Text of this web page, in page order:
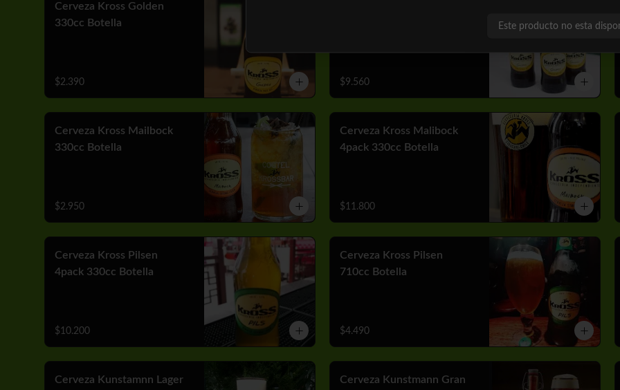
Cerveza Kross Golden
330cc Botella
$2.390 $9.560
Cerveza Kross Mailbock
330cc Botella
$2.950
Cerveza Kross Malibock
4pack 330cc Botella
$11.800
Cerveza Kross Pilsen
4pack 330cc Botella
$10.200
Cerveza Kross Pilsen
710cc Botella
$4.490
Cerveza Kunstamnn Lager
Cerveza Kunstmann Gran
Este producto no esta